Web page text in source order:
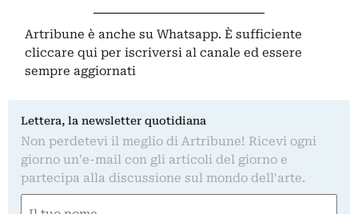
Artribune è anche su Whatsapp. È sufficiente
cliccare qui per iscriversi al canale ed essere
sempre aggiornati
Lettera, la newsletter quotidiana
Non perdetevi il meglio di Artribune! Ricevi ogni
giorno un'e-mail con gli articoli del giorno e
partecipa alla discussione sul mondo dell'arte.